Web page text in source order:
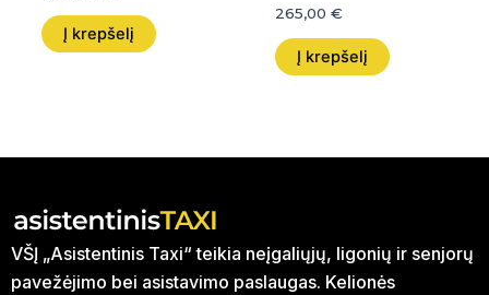
Į krepšelį
265,00 €
Į krepšelį
VŠĮ „Asistentinis Taxi“ teikia neįgaliųjų, ligonių ir senjorų
pavežėjimo bei asistavimo paslaugas. Kelionės